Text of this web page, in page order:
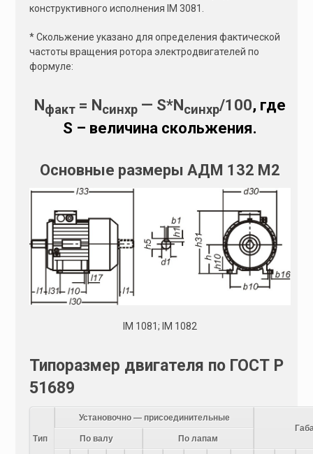
конструктивного исполнения IM 3081.
* Скольжение указано для определения фактической
частоты вращения ротора электродвигателей по
формуле:
Nфакт = Nсинхр — S*Nсинхр/100, где
S – величина скольжения.
Основные размеры АДМ 132 M2
IM 1081; IM 1082
Типоразмер двигателя по ГОСТ Р
51689
Тип
Установочно — присоединительные
По валу
По лапам